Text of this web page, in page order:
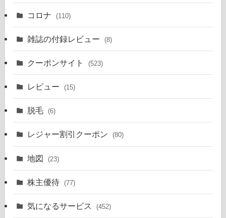
コロナ (110)
雑誌の付録レビュー (8)
クーポンサイト (523)
レビュー (15)
脱毛 (6)
レジャー割引クーポン (80)
地図 (23)
株主優待 (77)
気になるサービス (452)